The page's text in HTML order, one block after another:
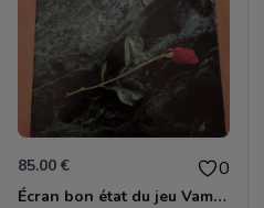
85.00 € 0
Écran bon état du jeu Vampire et livre de règles « la mascarade » état d’usage